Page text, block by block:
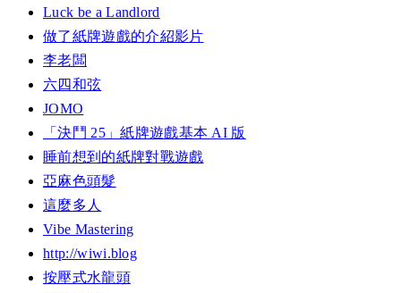
Luck be a Landlord
做了紙牌遊戲的介紹影片
李老闆
六四和弦
JOMO
「決鬥 25」紙牌遊戲基本 AI 版
睡前想到的紙牌對戰遊戲
亞麻色頭髮
這麼多人
Vibe Mastering
http://wiwi.blog
按壓式水龍頭